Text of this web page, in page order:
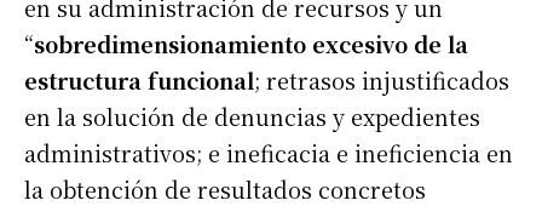
en su administración de recursos y un
“sobredimensionamiento excesivo de la
estructura funcional; retrasos injustificados
en la solución de denuncias y expedientes
administrativos; e ineficacia e ineficiencia en
la obtención de resultados concretos